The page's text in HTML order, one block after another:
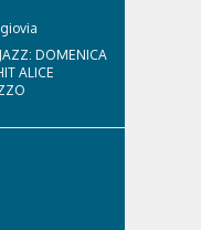
DOMENICA
ALICE